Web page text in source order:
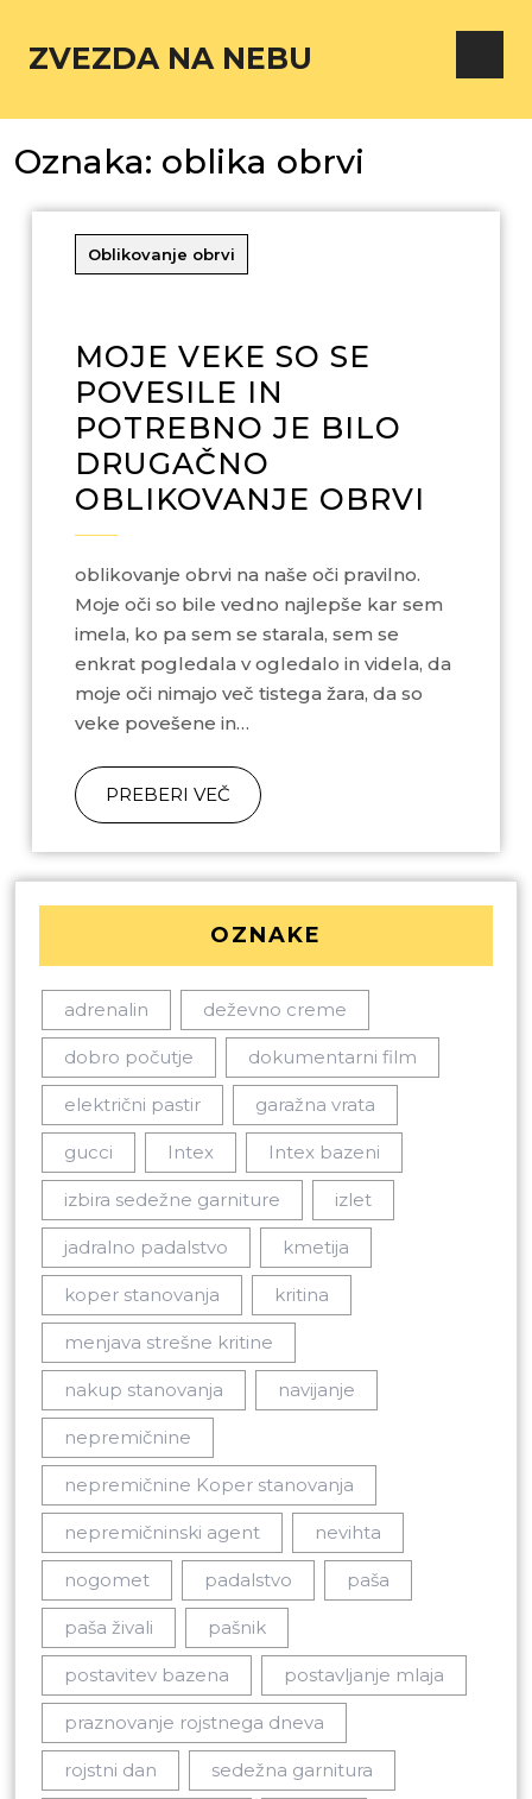
ZVEZDA NA NEBU
Oznaka: oblika obrvi
Oblikovanje obrvi
MOJE VEKE SO SE
POVESILE IN
POTREBNO JE BILO
DRUGAČNO
OBLIKOVANJE OBRVI
oblikovanje obrvi na naše oči pravilno.
Moje oči so bile vedno najlepše kar sem
imela, ko pa sem se starala, sem se
enkrat pogledala v ogledalo in videla, da
moje oči nimajo več tistega žara, da so
veke povešene in…
PREBERI VEČ
OZNAKE
adrenalin deževno creme
dobro počutje dokumentarni film
električni pastir garažna vrata
gucci Intex Intex bazeni
izbira sedežne garniture izlet
jadralno padalstvo kmetija
koper stanovanja kritina
menjava strešne kritine
nakup stanovanja navijanje
nepremičnine
nepremičnine Koper stanovanja
nepremičninski agent nevihta
nogomet padalstvo paša
paša živali pašnik
postavitev bazena postavljanje mlaja
praznovanje rojstnega dneva
rojstni dan sedežna garnitura